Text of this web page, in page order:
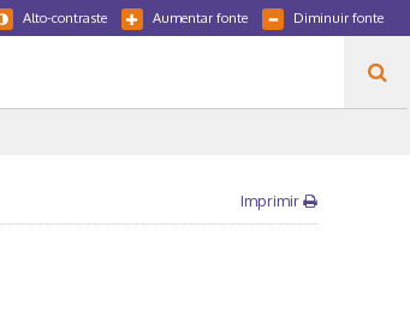
Diminuir fonte
Aumentar fonte
Alto-contraste
Imprimir